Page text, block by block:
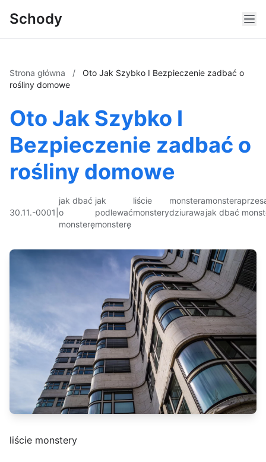
Schody
Strona główna /
Oto Jak Szybko I Bezpieczenie zadbać o
rośliny domowe
Oto Jak Szybko I
Bezpieczenie zadbać o
rośliny domowe
30.11.-0001
jak dbać
o
monsterę
jak
podlewać
monsterę
liście
monstery
monstera
dziurawa
monstera
jak dbać
liście monstery